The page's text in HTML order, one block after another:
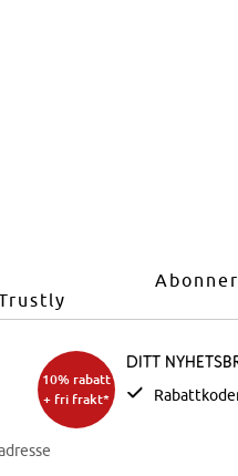
10% rabatt
+ fri frakt*
Ditt